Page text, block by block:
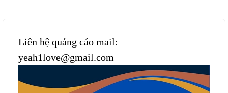
Liên hệ quảng cáo mail:
yeah1love@gmail.com